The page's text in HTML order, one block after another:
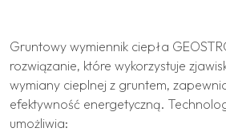
Gruntowy wymiennik ciepła
rozwiązanie, które wykorzystuje
wymiany cieplnej z gruntem,
efektywność energetyczną.
umożliwia: